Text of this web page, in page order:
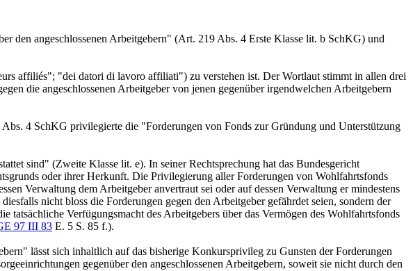
den angeschlossenen Arbeitgebern" (Art. 219 Abs. 4 Erste Klasse lit. b SchKG) und
affiliés"; "dei datori di lavoro affiliati") zu verstehen ist. Der Wortlaut stimmt in allen drei
die angeschlossenen Arbeitgeber von jenen gegenüber irgendwelchen Arbeitgebern
4 SchKG privilegierte die "Forderungen von Fonds zur Gründung und Unterstützung
sind" (Zweite Klasse lit. e). In seiner Rechtsprechung hat das Bundesgericht
oder ihrer Herkunft. Die Privilegierung aller Forderungen von Wohlfahrtsfonds
Verwaltung dem Arbeitgeber anvertraut sei oder auf dessen Verwaltung er mindestens
nicht bloss die Forderungen gegen den Arbeitgeber gefährdet seien, sondern der
Verfügungsmacht des Arbeitgebers über das Vermögen des Wohlfahrtsfonds
97 III 83 E. 5 S. 85 f.).
lässt sich inhaltlich auf das bisherige Konkursprivileg zu Gunsten der Forderungen
gegenüber den angeschlossenen Arbeitgebern, soweit sie nicht durch den